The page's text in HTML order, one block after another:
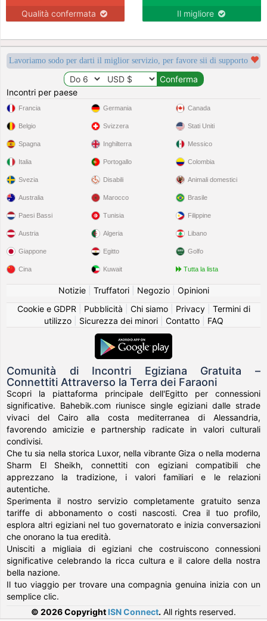
Qualità confermata Il migliore
Lavoriamo sodo per darti il miglior servizio, per favore sii di supporto
Incontri per paese
Francia
Belgio
Spagna
Italia
Svezia
Germania
Svizzera
Inghilterra
Portogallo
Disabili
Canada
Stati Uniti
Messico
Colombia
Animali domestici
Australia
Paesi Bassi
Austria
Giappone
Cina
Marocco
Tunisia
Algeria
Egitto
Kuwait
Brasile
Filippine
Libano
Golfo
Tutta la lista
Notizie| Truffatori| Negozio| Opinioni
Cookie e GDPR
Pubblicità Chi siamo| Privacy| Termini di
utilizzo| Sicurezza dei minori| Contatto| FAQ
Comunità di Incontri Egiziana Gratuita –
Connettiti Attraverso la Terra dei Faraoni
Scopri la piattaforma principale dell'Egitto per connessioni
significative. Bahebik.com riunisce single egiziani dalle strade
vivaci del Cairo alla costa mediterranea di Alessandria,
favorendo amicizie e partnership radicate in valori culturali
condivisi.
Che tu sia nella storica Luxor, nella vibrante Giza o nella moderna
Sharm El Sheikh, connettiti con egiziani compatibili che
apprezzano la tradizione, i valori familiari e le relazioni
autentiche.
Sperimenta il nostro servizio completamente gratuito senza
tariffe di abbonamento o costi nascosti. Crea il tuo profilo,
esplora altri egiziani nel tuo governatorato e inizia conversazioni
che onorano la tua eredità.
Unisciti a migliaia di egiziani che costruiscono connessioni
significative celebrando la ricca cultura e il calore della nostra
bella nazione.
Il tuo viaggio per trovare una compagnia genuina inizia con un
semplice clic.
© 2026 Copyright ISN Connect. All rights reserved.